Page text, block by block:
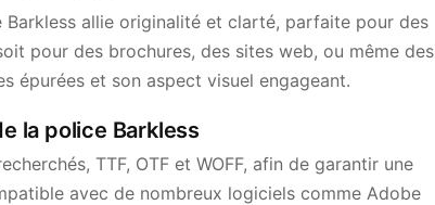
allie originalité et clarté, parfaite pour des
pour des brochures, des sites web, ou même des
épurées et son aspect visuel engageant.
la police Barkless
TTF, OTF et WOFF, afin de garantir une
avec de nombreux logiciels comme Adobe